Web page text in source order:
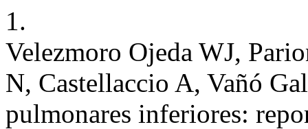
1.
Velezmoro Ojeda WJ,
N, Castellaccio A, Vañó
pulmonares inferiores: